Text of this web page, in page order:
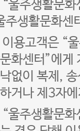
“울주생활문
주생활문화센
이용고객은 “
화센터”에게
없이 복제,
거나 제3자
“울주생활문